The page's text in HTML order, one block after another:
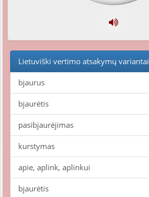
Lietuviški vertimo atsakymų variantai
bjaurus
bjaurėtis
pasibjaurėjimas
kurstymas
apie, aplink, aplinkui
bjaurėtis